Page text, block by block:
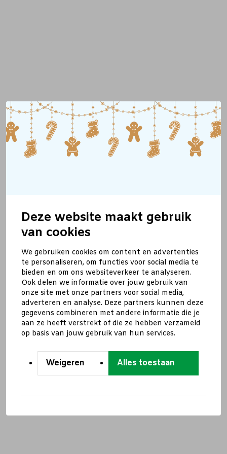
Deze website maakt gebruik
van cookies
We gebruiken cookies om content en advertenties
te personaliseren, om functies voor social media te
bieden en om ons websiteverkeer te analyseren.
Ook delen we informatie over jouw gebruik van
onze site met onze partners voor social media,
adverteren en analyse. Deze partners kunnen deze
gegevens combineren met andere informatie die je
aan ze heeft verstrekt of die ze hebben verzameld
op basis van jouw gebruik van hun services.
Weigeren Alles toestaan